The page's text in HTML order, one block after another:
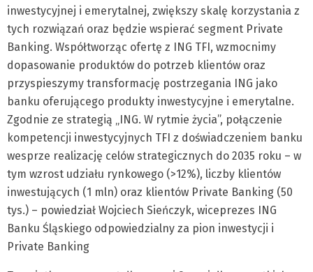
inwestycyjnej i emerytalnej, zwiększy skalę korzystania z
tych rozwiązań oraz będzie wspierać segment Private
Banking. Współtworząc ofertę z ING TFI, wzmocnimy
dopasowanie produktów do potrzeb klientów oraz
przyspieszymy transformację postrzegania ING jako
banku oferującego produkty inwestycyjne i emerytalne.
Zgodnie ze strategią „ING. W rytmie życia”, połączenie
kompetencji inwestycyjnych TFI z doświadczeniem banku
wesprze realizację celów strategicznych do 2035 roku – w
tym wzrost udziału rynkowego (>12%), liczby klientów
inwestujących (1 mln) oraz klientów Private Banking (50
tys.) – powiedział Wojciech Sieńczyk, wiceprezes ING
Banku Śląskiego odpowiedzialny za pion inwestycji i
Private Banking